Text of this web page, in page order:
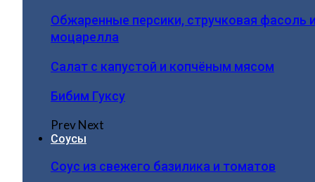
Обжаренные персики, стручковая фасоль
моцарелла
Салат с капустой и копчёным мясом
Бибим Гуксу
PrevNext
Соусы
Соус из свежего базилика и томатов